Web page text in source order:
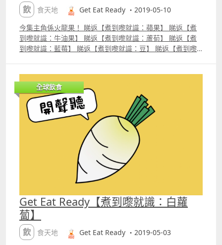
飲食天地
Get Eat Ready ・2019-05-10
今集主角係火龍果！ 睇返【煮到嚟就識：蘋果】 睇返【煮
到嚟就識：牛油果】 睇返【煮到嚟就識：蘆荀】 睇返【煮
到嚟就識：藍莓】 睇返【煮到嚟就識：豆】 睇返【煮到嚟
白蘿蔔】 Like Facebook Get Eat Ready Follow Instagram
geteatready
全球飲食
Get Eat Ready【煮到嚟就識：白蘿
蔔】
飲食天地
Get Eat Ready ・2019-05-03